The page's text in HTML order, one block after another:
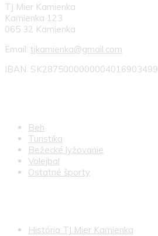
TJ Mier Kamienka
Kamienka 123
065 32 Kamienka
Email: tjkamienka@gmail.com
IBAN: SK2875000000004016903499
Beh
Turistika
Bežecké lyžovanie
Volejbal
Ostatné športy
História TJ Mier Kamienka